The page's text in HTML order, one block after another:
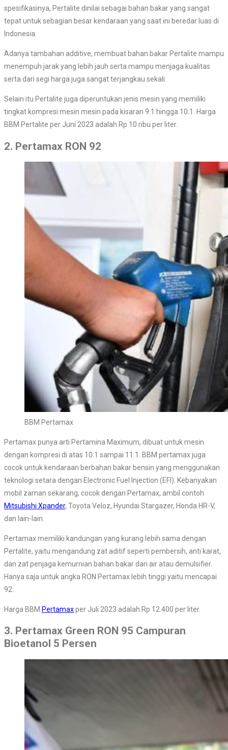
spesifikasinya, Pertalite dinilai sebagai bahan bakar yang sangat
tepat untuk sebagian besar kendaraan yang saat ini beredar luas di
Indonesia.
Adanya tambahan additive, membuat bahan bakar Pertalite mampu
menempuh jarak yang lebih jauh serta mampu menjaga kualitas
serta dari segi harga juga sangat terjangkau sekali.
Selain itu Pertalite juga diperuntukan jenis mesin yang memiliki
tingkat kompresi mesin mesin pada kisaran 9:1 hingga 10:1. Harga
BBM Pertalite per Juni 2023 adalah Rp 10 ribu per liter.
2. Pertamax RON 92
BBM Pertamax
Pertamax punya arti Pertamina Maximum, dibuat untuk mesin
dengan kompresi di atas 10:1 sampai 11:1. BBM pertamax juga
cocok untuk kendaraan berbahan bakar bensin yang menggunakan
teknologi setara dengan Electronic Fuel Injection (EFI). Kebanyakan
mobil zaman sekarang, cocok dengan Pertamax, ambil contoh
Mitsubishi Xpander, Toyota Veloz, Hyundai Stargazer, Honda HR-V,
dan lain-lain.
Pertamax memiliki kandungan yang kurang lebih sama dengan
Pertalite, yaitu mengandung zat aditif seperti pembersih, anti karat,
dan zat penjaga kemurnian bahan bakar dari air atau demulsifier.
Hanya saja untuk angka RON Pertamax lebih tinggi yaitu mencapai
92.
Harga BBM Pertamaxper Juli 2023 adalah Rp 12.400 per liter.
3. Pertamax Green RON 95 Campuran
Bioetanol 5 Persen